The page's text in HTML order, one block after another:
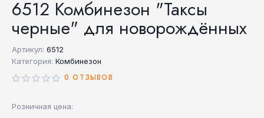
6512 Комбинезон "Таксы
черные" для новорождённых
Артикул: 6512
Категория: Комбинезон
0 ОТЗЫВОВ
Розничная цена: